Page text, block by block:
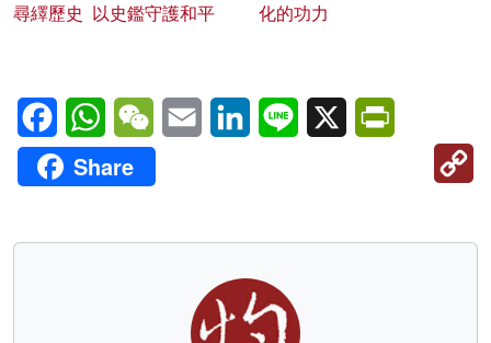
尋繹歷史 以史鑑守護和平
化的功力
FacebookWhatsAppWeChatEmail LinkedInLine X
Share